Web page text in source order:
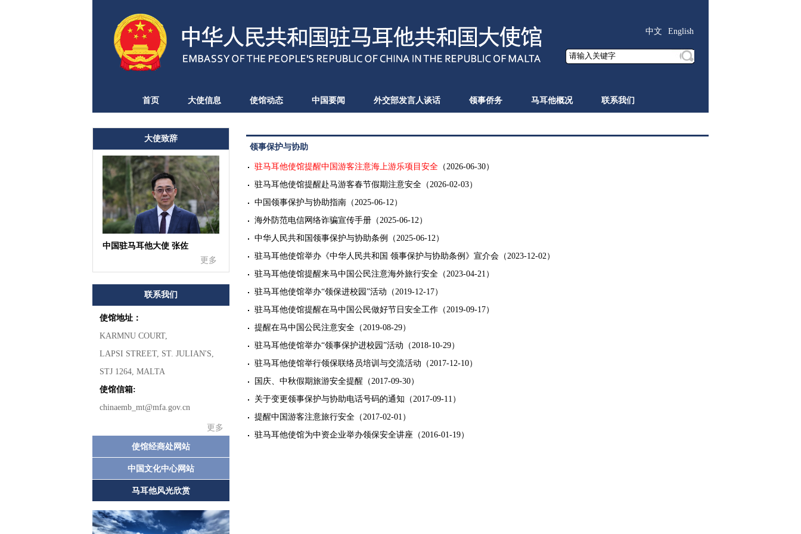
English
中文
首页 大使信息 使馆动态 中国要闻 外交部发言人谈话 领事侨务 马耳他概况 联系我们
大使致辞
中国驻马耳他大使 张佐
更多
联系我们
使馆地址：
KARMNU COURT,
LAPSI STREET, ST. JULIAN'S,
STJ 1264, MALTA
使馆信箱:
chinaemb_mt@mfa.gov.cn
更多
使馆经商处网站
中国文化中心网站
马耳他风光欣赏
领事保护与协助
驻马耳他使馆提醒中国游客注意海上游乐项目安全 （2026-06-30）
驻马耳他使馆提醒赴马游客春节假期注意安全 （2026-02-03）
中国领事保护与协助指南 （2025-06-12）
海外防范电信网络诈骗宣传手册 （2025-06-12）
中华人民共和国领事保护与协助条例
（2025-06-12）
驻马耳他使馆举办《中华人民共和国 领事保护与协助条例》宣介会 （2023-12-02）
驻马耳他使馆提醒来马中国公民注意海外旅行安全 （2023-04-21）
驻马耳他使馆举办“领保进校园”活动 （2019-12-17）
驻马耳他使馆提醒在马中国公民做好节日安全工作 （2019-09-17）
提醒在马中国公民注意安全 （2019-08-29）
驻马耳他使馆举办“领事保护进校园”活动 （2018-10-29）
驻马耳他使馆举行领保联络员培训与交流活动 （2017-12-10）
国庆、中秋假期旅游安全提醒 （2017-09-30）
关于变更领事保护与协助电话号码的通知 （2017-09-11）
提醒中国游客注意旅行安全 （2017-02-01）
驻马耳他使馆为中资企业举办领保安全讲座 （2016-01-19）